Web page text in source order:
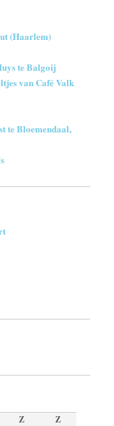
(Haarlem)
te Balgoij
van Café Valk
te Bloemendaal,
Z Z